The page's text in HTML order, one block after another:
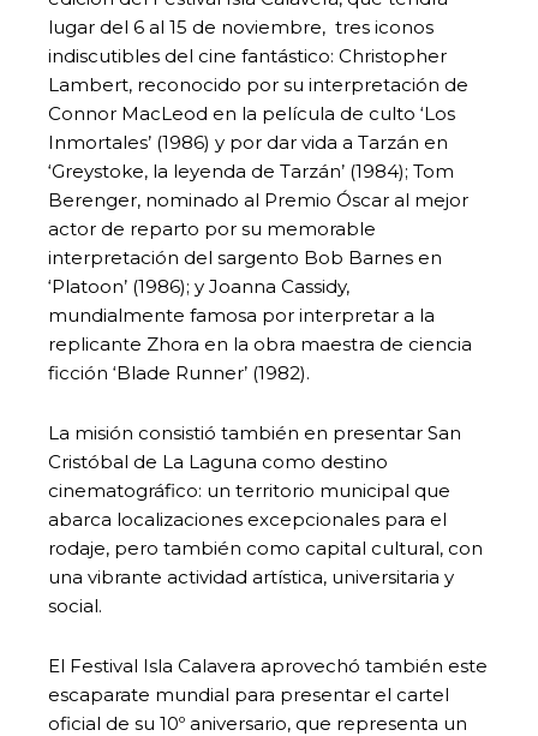
lugar del 6 al 15 de noviembre, tres iconos
indiscutibles del cine fantástico: Christopher
Lambert, reconocido por su interpretación de
Connor MacLeod en la película de culto ‘Los
Inmortales’ (1986) y por dar vida a Tarzán en
‘Greystoke, la leyenda de Tarzán’ (1984); Tom
Berenger, nominado al Premio Óscar al mejor
actor de reparto por su memorable
interpretación del sargento Bob Barnes en
‘Platoon’ (1986); y Joanna Cassidy,
mundialmente famosa por interpretar a la
replicante Zhora en la obra maestra de ciencia
ficción ‘Blade Runner’ (1982).
La misión consistió también en presentar San
Cristóbal de La Laguna como destino
cinematográfico: un territorio municipal que
abarca localizaciones excepcionales para el
rodaje, pero también como capital cultural, con
una vibrante actividad artística, universitaria y
social.
El Festival Isla Calavera aprovechó también este
escaparate mundial para presentar el cartel
oficial de su 10º aniversario, que representa un